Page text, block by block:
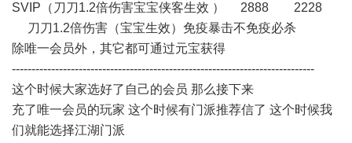
SVIP（刀刀1.2倍伤害宝宝侠客生效 ） 2888 2228
刀刀1.2倍伤害（宝宝生效）免疫暴击不免疫必杀
除唯一会员外，其它都可通过元宝获得
-----------------------------------------------------------------------------
这个时候大家选好了自己的会员 那么接下来
充了唯一会员的玩家 这个时候有门派推荐信了 这个时候我
们就能选择江湖门派